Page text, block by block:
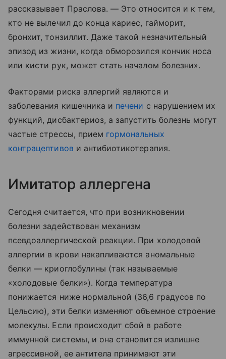
рассказывает Праслова. — Это относится и к тем,
кто не вылечил до конца кариес, гайморит,
бронхит, тонзиллит. Даже такой незначительный
эпизод из жизни, когда обморозился кончик носа
или кисти рук, может стать началом болезни».
Факторами риска аллергий являются и
заболевания кишечника и печени с нарушением их
функций, дисбактериоз, а запустить болезнь могут
частые стрессы, прием гормональных
контрацептивов и антибиотикотерапия.
Имитатор аллергена
Сегодня считается, что при возникновении
болезни задействован механизм
псевдоаллергической реакции. При холодовой
аллергии в крови накапливаются аномальные
белки — криоглобулины (так называемые
«холодовые белки»). Когда температура
понижается ниже нормальной (36,6 градусов по
Цельсию), эти белки изменяют объемное строение
молекулы. Если происходит сбой в работе
иммунной системы, и она становится излишне
агрессивной, ее антитела принимают эти